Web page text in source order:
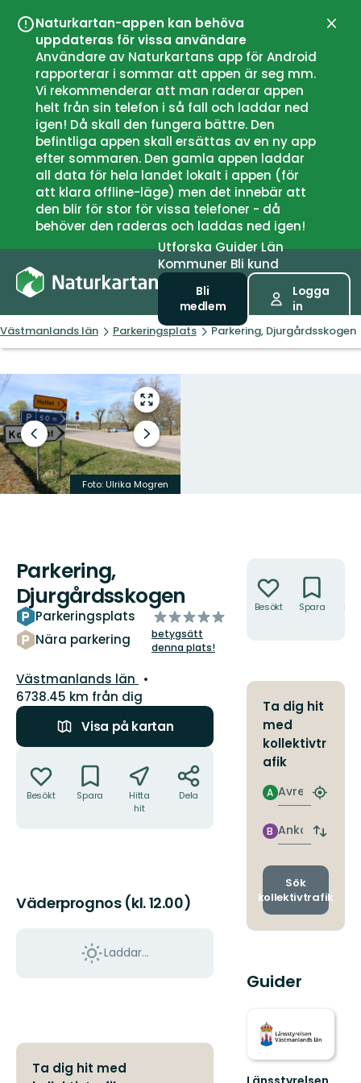
Naturkartan-appen kan behöva
uppdateras för vissa användare
Användare av Naturkartans app för Android
rapporterar i sommar att appen är seg mm.
Vi rekommenderar att man raderar appen
helt från sin telefon i så fall och laddar ned
igen! Då skall den fungera bättre. Den
befintliga appen skall ersättas av en ny app
efter sommaren. Den gamla appen laddar
all data för hela landet lokalt i appen (för
att klara offline-läge) men det innebär att
den blir för stor för vissa telefoner - då
behöver den raderas och laddas ned igen!
UtforskaGuiderLän
Kommuner Bli kund
Bli
medlem
Logga
in
Västmanlands län Parkeringsplats Parkering, Djurgårdsskogen
Gå
till
helskärmsläge
Föregående
bild
Nästa
bildspel
Foto: Ulrika Mogren
Parkering,
Djurgårdsskogen
Parkeringsplats
Nära parkering
av
5
stjärnor
betygsätt
denna plats!
Län:
Västmanlands län
6738.45 km från dig
Visa på kartan
Besökt Spara
Hitta
hit
Dela
Väderprognos (kl. 12.00)
Laddar...
Ta dig hit med
Besökt Spara
Ta dig hit
med
kollektivtr
afik
Avresa
A
Hitta
Ankomst
B
Byt
och
Sök
kollektivtrafik
Guider